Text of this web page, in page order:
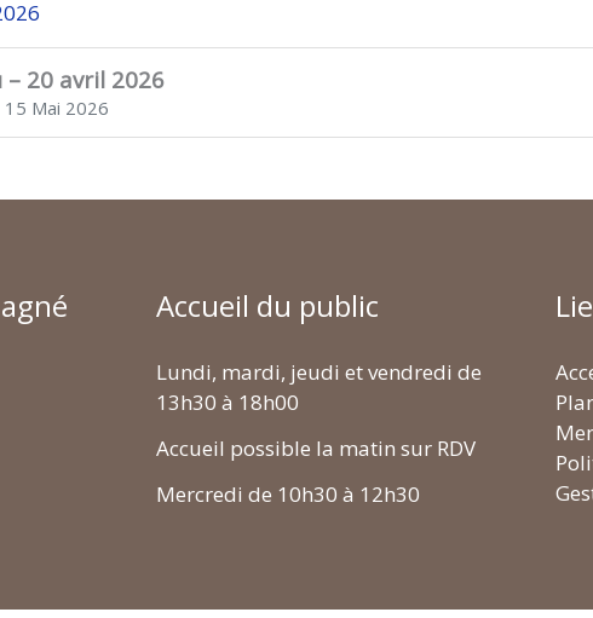
20 avril 2026
Mai 2026
Accueil du public
Lundi, mardi, jeudi et vendredi de
13h30 à 18h00
Accueil possible la matin sur RDV
Mercredi de 10h30 à 12h30